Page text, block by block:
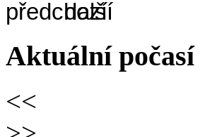
Aktuální počasí
<<